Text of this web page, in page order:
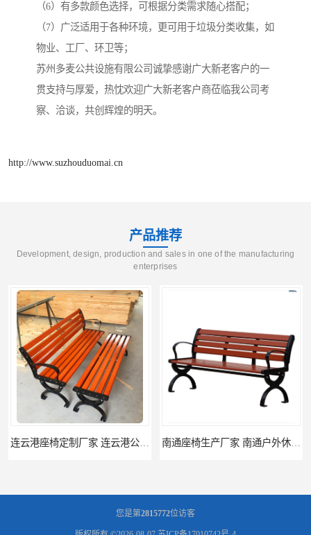
（6）有多款颜色选择，可根据分类需求随心搭配；
（7）广泛适用于各种环境，更可用于垃圾分类收集，如
物业、工厂、环卫等；
苏州多麦公共设施有限公司诚挚感谢广大新老客户的一
贯支持与厚爱，热忱欢迎广大新老客户商莅临我公司考
察、洽谈，共创辉煌的明天。
http://www.suzhouduomai.cn
产品推荐
Development, design, production and sales in one of the manufacturing
enterprises
您是第2815772位访客